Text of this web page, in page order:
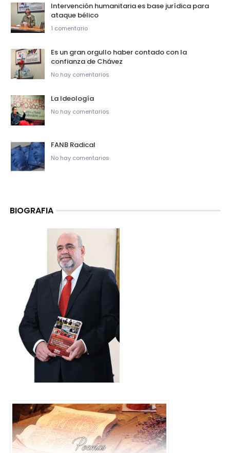
Intervención humanitaria es base jurídica para
ataque bélico
1 comentario
Es un gran orgullo haber contado con la
confianza de Chávez
No hay comentarios
La Ideología
No hay comentarios
FANB Radical
No hay comentarios
BIOGRAFIA